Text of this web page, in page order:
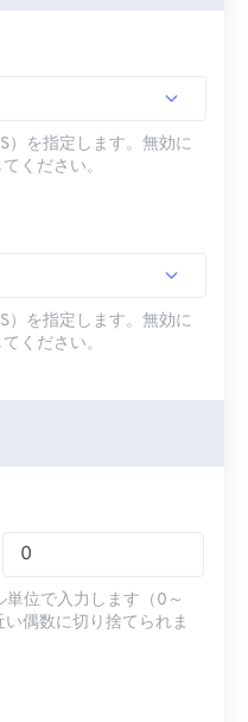
）を指定します。無効に
ください。
）を指定します。無効に
ください。
位で入力します（0～
偶数に切り捨てられま